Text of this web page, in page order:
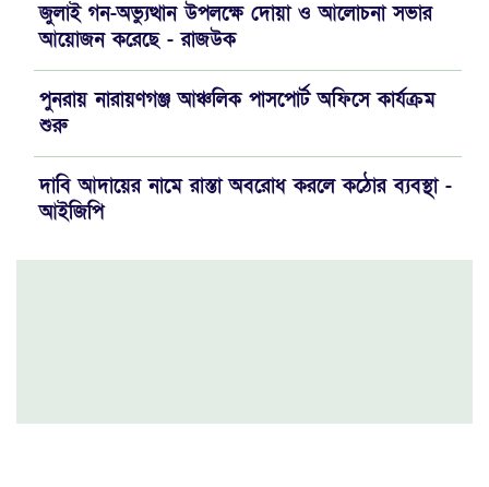
জুলাই গন-অভ্যুত্থান উপলক্ষে দোয়া ও আলোচনা সভার
আয়োজন করেছে - রাজউক
পুনরায় নারায়ণগঞ্জ আঞ্চলিক পাসপোর্ট অফিসে কার্যক্রম
শুরু
দাবি আদায়ের নামে রাস্তা অবরোধ করলে কঠোর ব্যবস্থা -
আইজিপি